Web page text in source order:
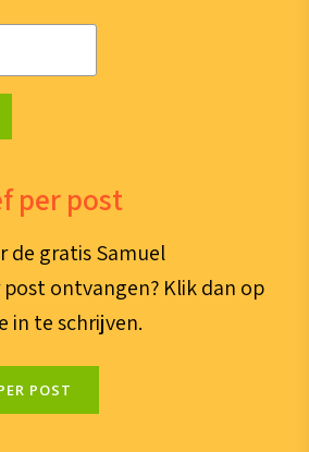
per post
de gratis Samuel
ontvangen? Klik dan op
in te schrijven.
POST